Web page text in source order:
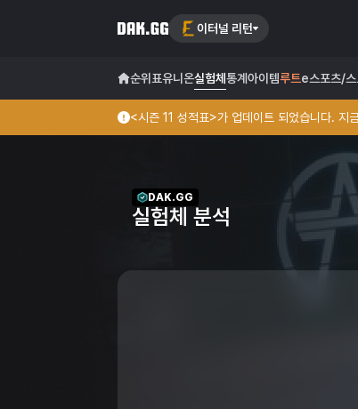
이터널 리턴
순위표유니온실험체 통계 아이템루트e스포츠/스
<시즌 11 성적표>가 업데이트 되었습니다. 지
DAK.GG
실험체 분석